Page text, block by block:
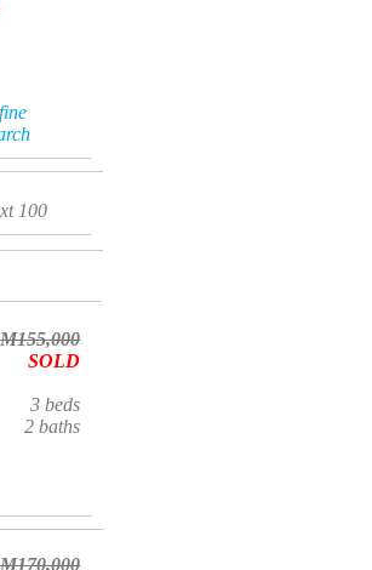
100
SOLD
3 beds
2 baths